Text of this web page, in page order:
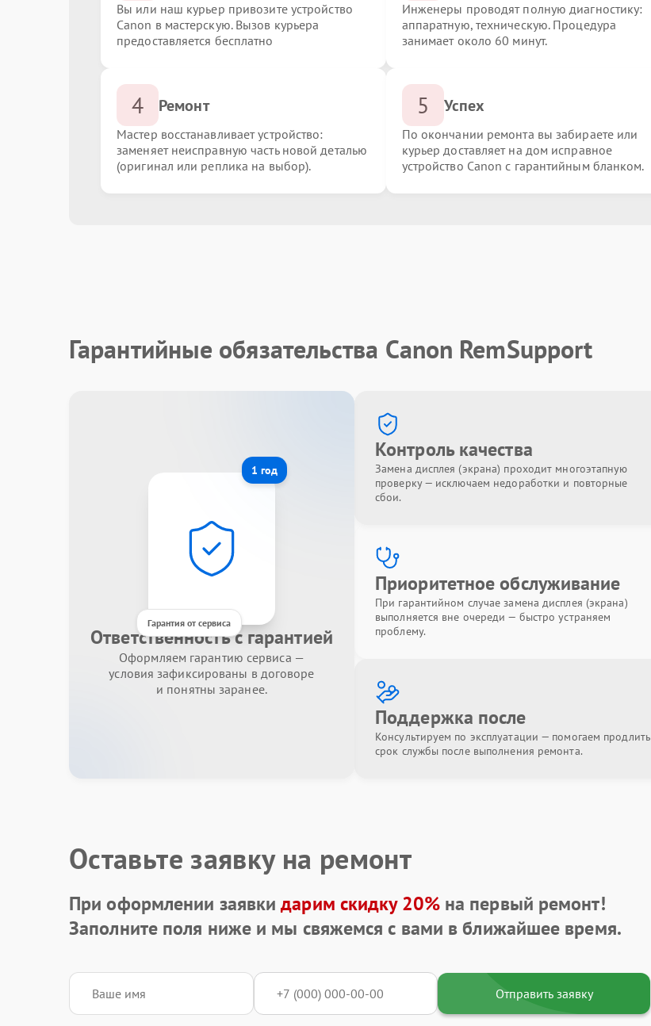
Вы или наш курьер привозите устройство
Canon в мастерскую. Вызов курьера
предоставляется бесплатно
Инженеры проводят полную диагностику:
аппаратную, техническую. Процедура
занимает около 60 минут.
4 Ремонт
Мастер восстанавливает устройство:
заменяет неисправную часть новой деталью
(оригинал или реплика на выбор).
5 Успех
По окончании ремонта вы забираете или
курьер доставляет на дом исправное
устройство Canon с гарантийным бланком.
Гарантийные обязательства Canon RemSupport
1 год
Гарантия от сервиса
Ответственность с гарантией
Оформляем гарантию сервиса —
условия зафиксированы в договоре
и понятны заранее.
Контроль качества
Замена дисплея (экрана) проходит многоэтапную
проверку — исключаем недоработки и повторные
сбои.
Приоритетное обслуживание
При гарантийном случае замена дисплея (экрана)
выполняется вне очереди — быстро устраняем
проблему.
Поддержка после
Консультируем по эксплуатации — помогаем продлить
срок службы после выполнения ремонта.
Оставьте заявку на ремонт
При оформлении заявкидарим скидку 20%на первый ремонт!
Заполните поля ниже и мы свяжемся с вами в ближайшее время.
Отправить заявку